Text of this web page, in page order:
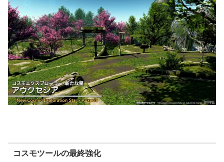
コスモツールの最終強化